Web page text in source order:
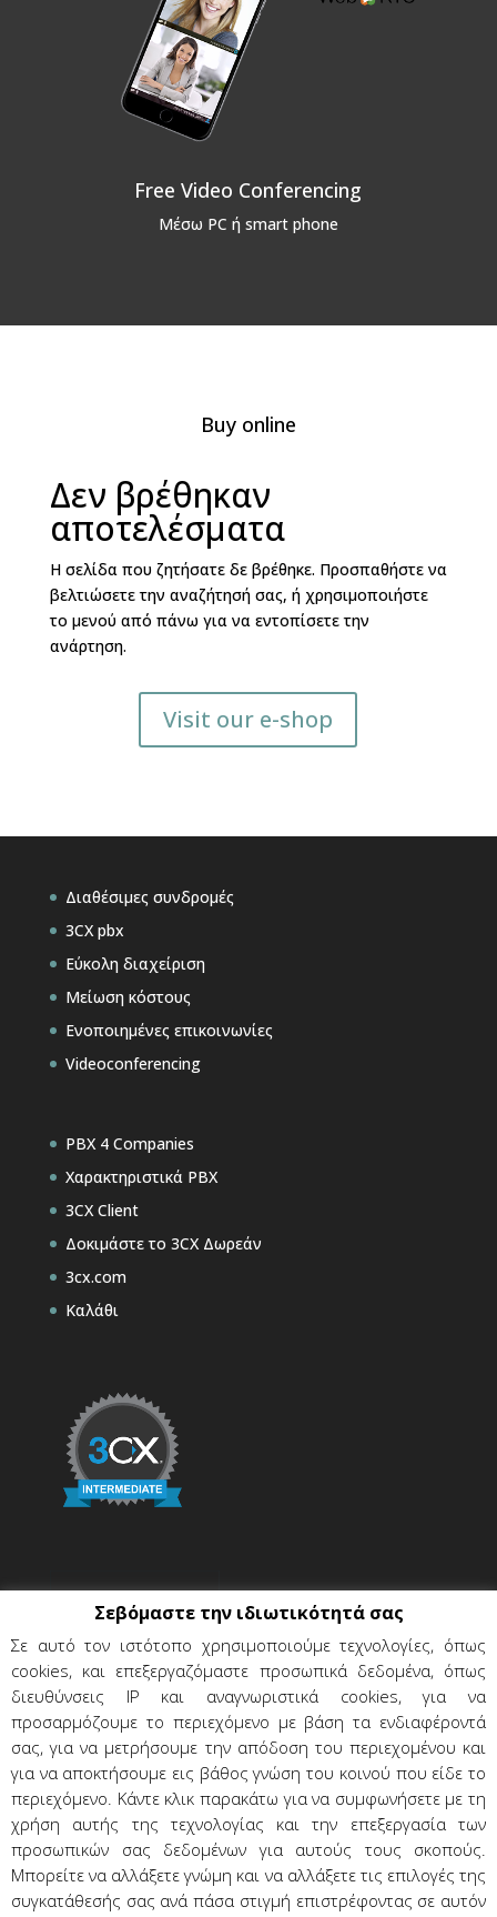
Free Video Conferencing
Μέσω PC ή smart phone
Buy online
Δεν βρέθηκαν
αποτελέσματα
Η σελίδα που ζητήσατε δε βρέθηκε. Προσπαθήστε να
βελτιώσετε την αναζήτησή σας, ή χρησιμοποιήστε
το μενού από πάνω για να εντοπίσετε την
ανάρτηση.
Visit our e-shop
Διαθέσιμες συνδρομές
3CX pbx
Εύκολη διαχείριση
Μείωση κόστους
Ενοποιημένες επικοινωνίες
Videoconferencing
PBX 4 Companies
Χαρακτηριστικά PBX
3CX Client
Δοκιμάστε το 3CX Δωρεάν
3cx.com
Καλάθι
Όροι χρήσης & προϋποθέσεις
Προσωπικά δεδομένα
Επικοινωνία
Σεβόμαστε την ιδιωτικότητά σας
Σε αυτό τον ιστότοπο χρησιμοποιούμε τεχνολογίες, όπως
cookies, και επεξεργαζόμαστε προσωπικά δεδομένα, όπως
διευθύνσεις IP και αναγνωριστικά cookies, για να
προσαρμόζουμε το περιεχόμενο με βάση τα ενδιαφέροντά
σας, για να μετρήσουμε την απόδοση του περιεχομένου και
για να αποκτήσουμε εις βάθος γνώση του κοινού που είδε το
περιεχόμενο. Κάντε κλικ παρακάτω για να συμφωνήσετε με τη
χρήση αυτής της τεχνολογίας και την επεξεργασία των
προσωπικών σας δεδομένων για αυτούς τους σκοπούς.
Μπορείτε να αλλάξετε γνώμη και να αλλάξετε τις επιλογές της
συγκατάθεσής σας ανά πάσα στιγμή επιστρέφοντας σε αυτόν